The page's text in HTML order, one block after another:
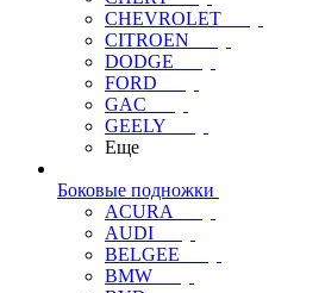
CHEVROLET
CITROEN
DODGE
FORD
GAC
GEELY
Еще
Боковые подножки
ACURA
AUDI
BELGEE
BMW